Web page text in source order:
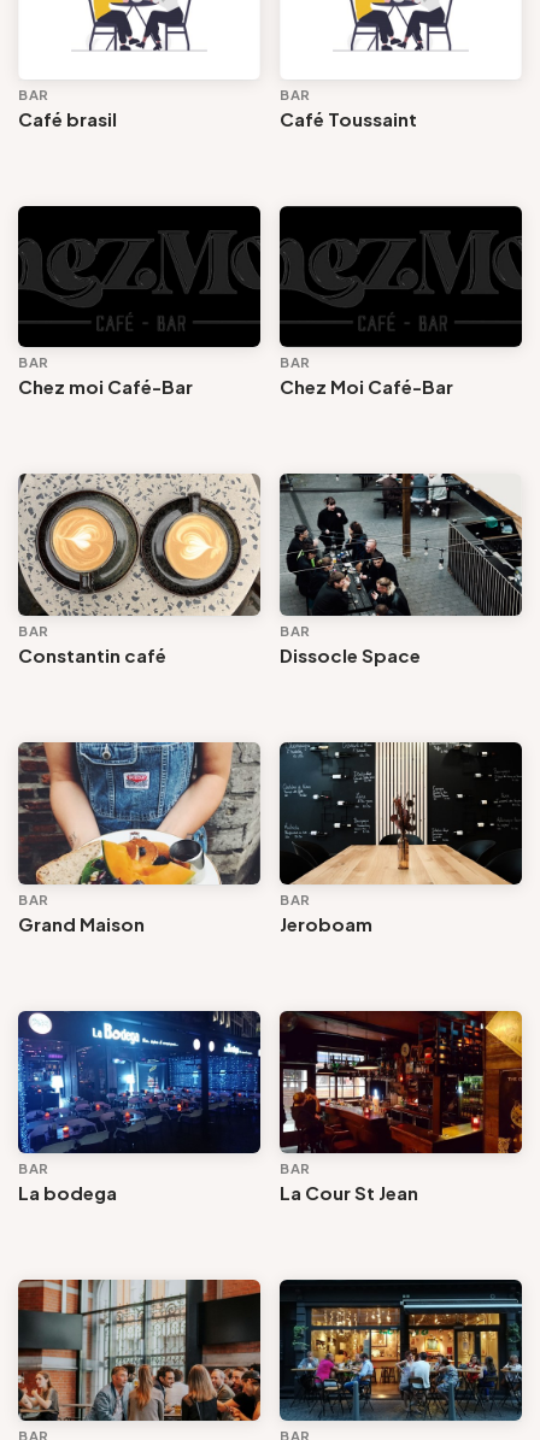
EN NL DE
Gesproken talen
Diensten en voorzieningen
Tout effacer
BAR
Café brasil
BAR
Café Toussaint
BAR
Chez moi Café-Bar
BAR
Chez Moi Café-Bar
BAR
Constantin café
BAR
Dissocle Space
BAR
Grand Maison
BAR
Jeroboam
BAR
La bodega
BAR
La Cour St Jean
BAR BAR